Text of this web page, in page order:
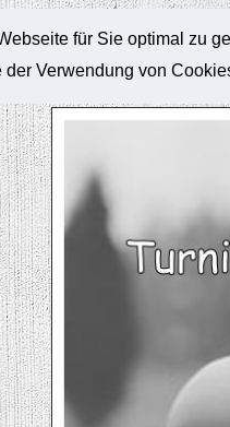
für Sie optimal zu
der Verwendung von